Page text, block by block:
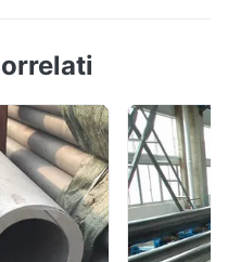
St 45,8 per
Tubo senza cuciture per
edili del
di ...